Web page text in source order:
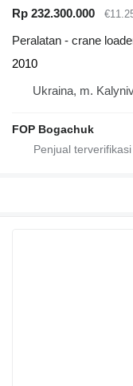
Rp 232.300.000
Peralatan - crane
2010
Ukraina, m.
FOP Bogachuk